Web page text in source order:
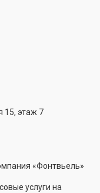
15, этаж 7
«Фонтвьель»
услуги на